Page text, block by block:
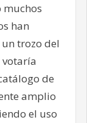
muchos
han
trozo del
votaría
de
amplio
el uso